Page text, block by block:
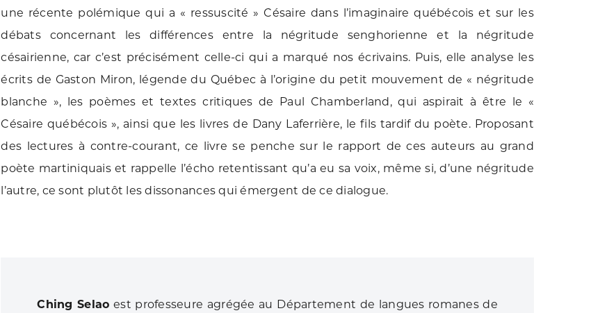
une récente polémique qui a « ressuscité » Césaire dans l’imaginaire québécois et sur les
débats concernant les différences entre la négritude senghorienne et la négritude
césairienne, car c’est précisément celle-ci qui a marqué nos écrivains. Puis, elle analyse les
écrits de Gaston Miron, légende du Québec à l’origine du petit mouvement de « négritude
blanche », les poèmes et textes critiques de Paul Chamberland, qui aspirait à être le «
Césaire québécois », ainsi que les livres de Dany Laferrière, le fils tardif du poète. Proposant
des lectures à contre-courant, ce livre se penche sur le rapport de ces auteurs au grand
poète martiniquais et rappelle l’écho retentissant qu’a eu sa voix, même si, d’une négritude
l’autre, ce sont plutôt les dissonances qui émergent de ce dialogue.
Ching Selao est professeure agrégée au Département de langues romanes de